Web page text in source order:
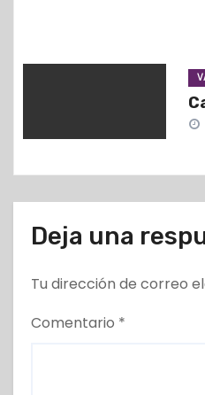
e
t
r
a
d
a
s
Deja una
Tu dirección de correo
Comentario *